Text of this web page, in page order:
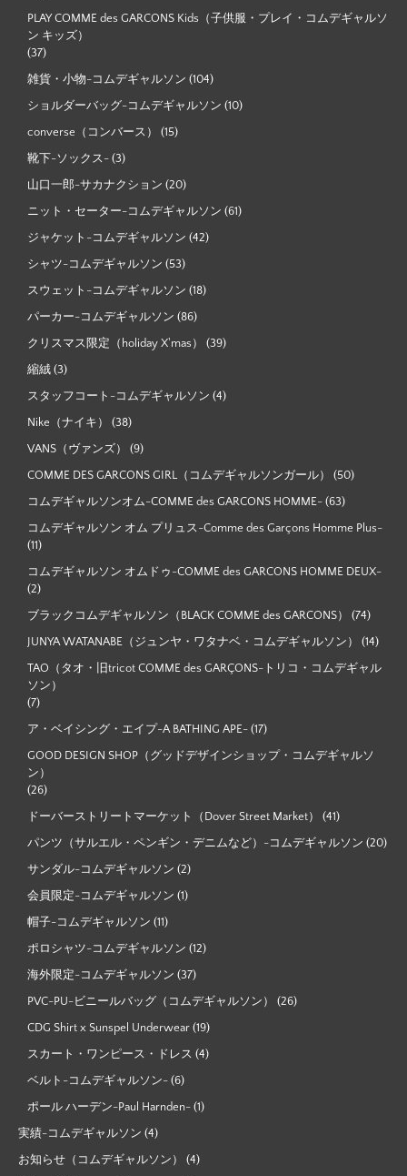
PLAY COMME des GARCONS Kids（子供服・プレイ・コムデギャルソ
ン キッズ）
(37)
雑貨・小物-コムデギャルソン (104)
ショルダーバッグ-コムデギャルソン (10)
converse（コンバース） (15)
靴下-ソックス- (3)
山口一郎-サカナクション (20)
ニット・セーター-コムデギャルソン (61)
ジャケット-コムデギャルソン (42)
シャツ-コムデギャルソン (53)
スウェット-コムデギャルソン (18)
パーカー-コムデギャルソン (86)
クリスマス限定（holiday X'mas） (39)
縮絨 (3)
スタッフコート-コムデギャルソン (4)
Nike（ナイキ） (38)
VANS（ヴァンズ） (9)
COMME DES GARCONS GIRL（コムデギャルソンガール） (50)
コムデギャルソンオム-COMME des GARCONS HOMME- (63)
コムデギャルソン オム プリュス-Comme des Garçons Homme Plus-
(11)
コムデギャルソン オムドゥ-COMME des GARCONS HOMME DEUX-
(2)
ブラックコムデギャルソン（BLACK COMME des GARCONS） (74)
JUNYA WATANABE（ジュンヤ・ワタナベ・コムデギャルソン） (14)
TAO（タオ・旧tricot COMME des GARÇONS-トリコ・コムデギャル
ソン）
(7)
ア・ベイシング・エイプ-A BATHING APE- (17)
GOOD DESIGN SHOP（グッドデザインショップ・コムデギャルソ
ン）
(26)
ドーバーストリートマーケット（Dover Street Market） (41)
パンツ（サルエル・ペンギン・デニムなど）-コムデギャルソン (20)
サンダル-コムデギャルソン (2)
会員限定-コムデギャルソン (1)
帽子-コムデギャルソン (11)
ポロシャツ-コムデギャルソン (12)
海外限定-コムデギャルソン (37)
PVC-PU-ビニールバッグ（コムデギャルソン） (26)
CDG Shirt x Sunspel Underwear (19)
スカート・ワンピース・ドレス (4)
ベルト-コムデギャルソン- (6)
ポール ハーデン-Paul Harnden- (1)
実績-コムデギャルソン (4)
お知らせ（コムデギャルソン） (4)